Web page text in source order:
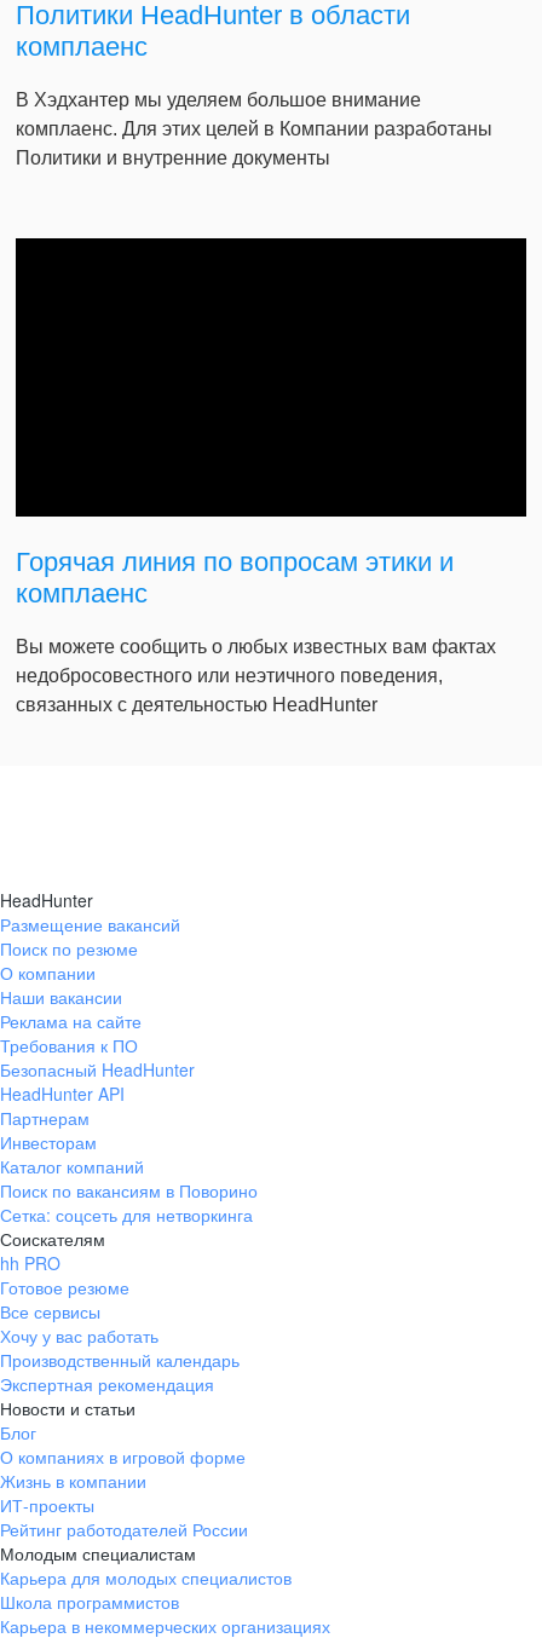
Политики HeadHunter в области
комплаенс
В Хэдхантер мы уделяем большое внимание
комплаенс. Для этих целей в Компании разработаны
Политики и внутренние документы
Горячая линия по вопросам этики и
комплаенс
Вы можете сообщить о любых известных вам фактах
недобросовестного или неэтичного поведения,
связанных с деятельностью HeadHunter
HeadHunter
Размещение вакансий
Поиск по резюме
О компании
Наши вакансии
Реклама на сайте
Требования к ПО
Безопасный HeadHunter
HeadHunter API
Партнерам
Инвесторам
Каталог компаний
Поиск по вакансиям в Поворино
Сетка: соцсеть для нетворкинга
Соискателям
hh PRO
Готовое резюме
Все сервисы
Хочу у вас работать
Производственный календарь
Экспертная рекомендация
Новости и статьи
Блог
О компаниях в игровой форме
Жизнь в компании
ИТ-проекты
Рейтинг работодателей России
Молодым специалистам
Карьера для молодых специалистов
Школа программистов
Карьера в некоммерческих организациях